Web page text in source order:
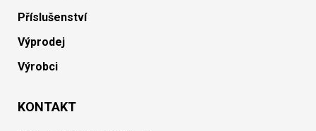
Příslušenství
Výprodej
Výrobci
KONTAKT